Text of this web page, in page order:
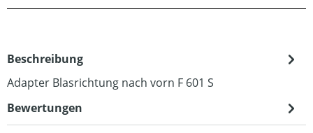
Beschreibung
Adapter Blasrichtung nach vorn F 601 S
Bewertungen